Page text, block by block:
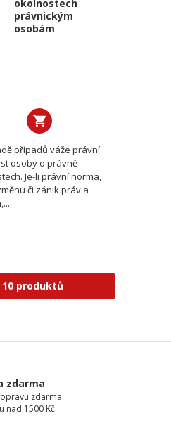
okolnostech
právnickým
osobám
případů váže právní
osoby o právně
Je-li právní norma,
či zánik práv a
10 produktů
zdarma
zdarma
nad 1500 Kč.